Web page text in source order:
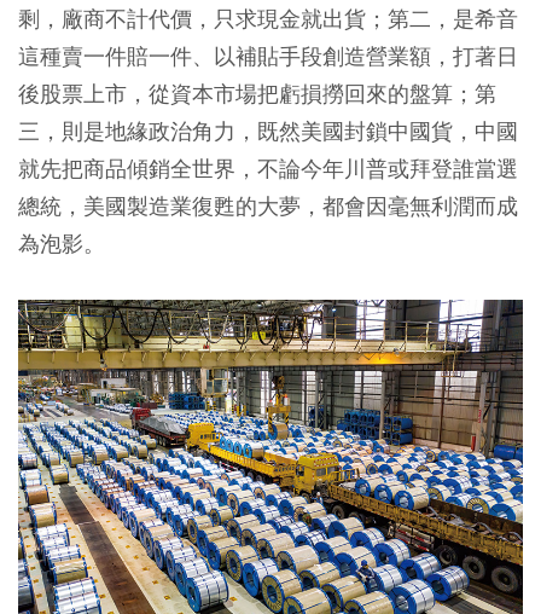
剩，廠商不計代價，只求現金就出貨；第二，是希音
這種賣一件賠一件、以補貼手段創造營業額，打著日
後股票上市，從資本市場把虧損撈回來的盤算；第
三，則是地緣政治角力，既然美國封鎖中國貨，中國
就先把商品傾銷全世界，不論今年川普或拜登誰當選
總統，美國製造業復甦的大夢，都會因毫無利潤而成
為泡影。